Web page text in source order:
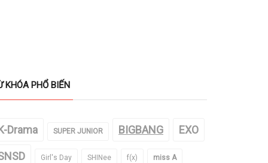
KHÓA PHỔ BIẾN
Drama SUPER JUNIOR BIGBANG EXO
Girl's Day SHINee f(x) miss A